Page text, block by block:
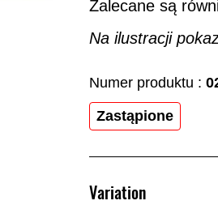
Zalecane są
Na ilustracji
Numer produktu :
Zastąpione
Variation